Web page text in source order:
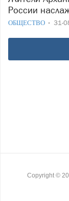
России
ОБЩЕСТВО 31-
Copyright ©